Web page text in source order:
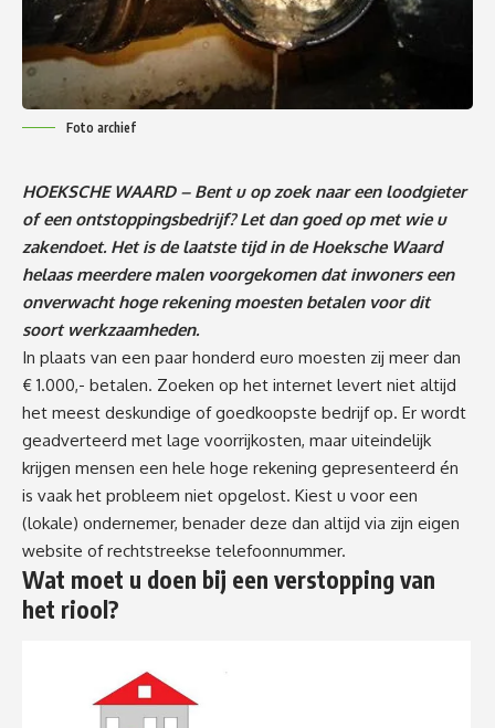
Foto archief
HOEKSCHE WAARD – Bent u op zoek naar een loodgieter
of een ontstoppingsbedrijf? Let dan goed op met wie u
zakendoet. Het is de laatste tijd in de Hoeksche Waard
helaas meerdere malen voorgekomen dat inwoners een
onverwacht hoge rekening moesten betalen voor dit
soort werkzaamheden.
In plaats van een paar honderd euro moesten zij meer dan
€ 1.000,- betalen. Zoeken op het internet levert niet altijd
het meest deskundige of goedkoopste bedrijf op. Er wordt
geadverteerd met lage voorrijkosten, maar uiteindelijk
krijgen mensen een hele hoge rekening gepresenteerd én
is vaak het probleem niet opgelost. Kiest u voor een
(lokale) ondernemer, benader deze dan altijd via zijn eigen
website of rechtstreekse telefoonnummer.
Wat moet u doen bij een verstopping van
het riool?